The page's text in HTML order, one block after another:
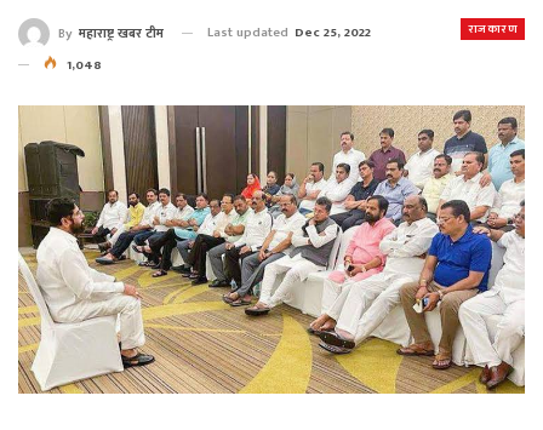
राजकारण
By महाराष्ट्र खबर टीम Last updated Dec 25, 2022
1,048